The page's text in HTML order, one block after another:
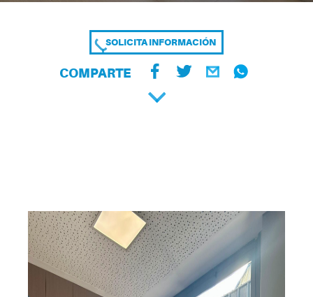
SOLICITA INFORMACIÓN
COMPARTE